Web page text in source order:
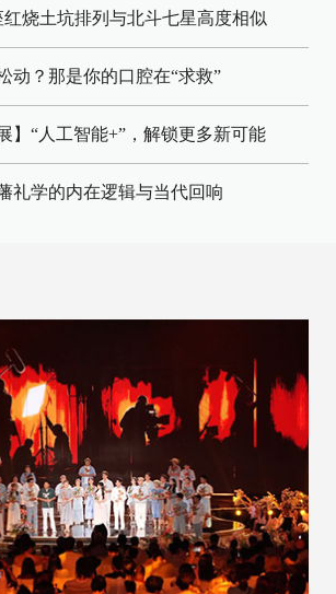
烧土坑排列与北斗七星高度相似
动？那是你的口腔在“求救”
】“人工智能+”，解锁更多新可能
礼学的内在逻辑与当代回响